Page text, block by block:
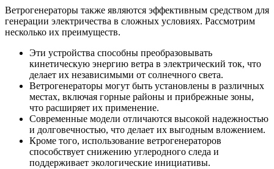
Ветрогенераторы также являются эффективным средством для
генерации электричества в сложных условиях. Рассмотрим
несколько их преимуществ.
Эти устройства способны преобразовывать
кинетическую энергию ветра в электрический ток, что
делает их независимыми от солнечного света.
Ветрогенераторы могут быть установлены в различных
местах, включая горные районы и прибрежные зоны,
что расширяет их применение.
Современные модели отличаются высокой надежностью
и долговечностью, что делает их выгодным вложением.
Кроме того, использование ветрогенераторов
способствует снижению углеродного следа и
поддерживает экологические инициативы.